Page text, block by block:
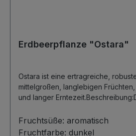
Erdbeerpflanze "Ostara"
Ostara ist eine ertragreiche,
mittelgroßen, langlebigen
und langer
je nach Witterung bis in den Herbst
Pflanzen überzeugen durch ihr
Fruchtsüße: aromatisch
Fruchtfarbe: dunkel